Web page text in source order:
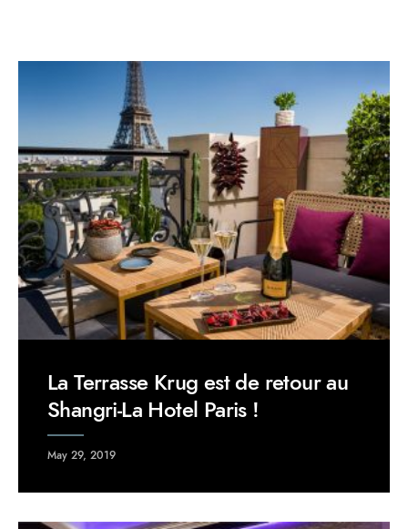
La Terrasse Krug est de retour au
Shangri-La Hotel Paris !
May 29, 2019